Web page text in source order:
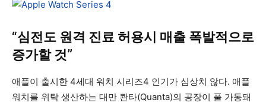
“심전도 원격 진료 허용시 매출 폭발적으로
증가할 것”
애플이 출시한 4세대 워치 시리즈4 인기가 심상치 않다. 애플
워치를 위탁 생산하는 대만 콴타(Quanta)의 공장이 풀 가동돼